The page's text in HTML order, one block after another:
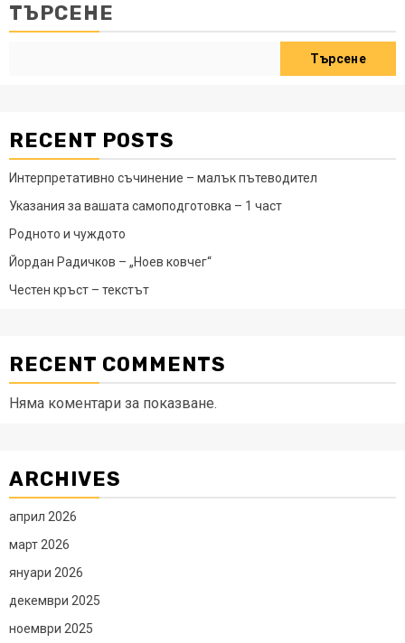
ТЪРСЕНЕ
Търсене
RECENT POSTS
Интерпретативно съчинение – малък пътеводител
Указания за вашата самоподготовка – 1 част
Родното и чуждото
Йордан Радичков – „Ноев ковчег“
Честен кръст – текстът
RECENT COMMENTS
Няма коментари за показване.
ARCHIVES
април 2026
март 2026
януари 2026
декември 2025
ноември 2025